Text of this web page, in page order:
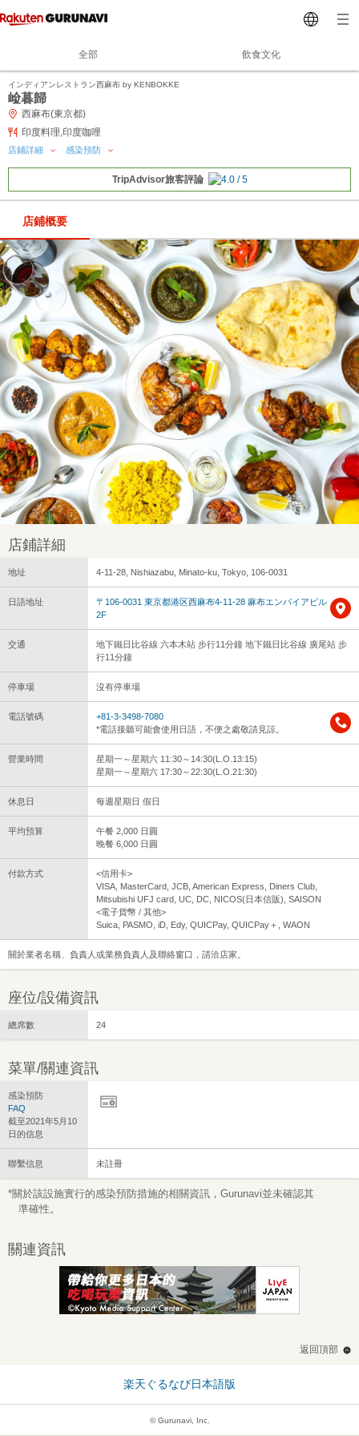
全部 飲食文化
インディアンレストラン西麻布 by KENBOKKE
崄暮歸
西麻布(東京都)
印度料理,印度咖哩
店鋪詳細 感染預防
TripAdvisor旅客評論
店鋪概要
店鋪詳細
地址 4-11-28, Nishiazabu, Minato-ku, Tokyo, 106-0031
日語地址
〒106-0031 東京都港区西麻布4-11-28 麻布エンパイアビル
2F
交通
地下鐵日比谷線 六本木站 步行11分鐘 地下鐵日比谷線 廣尾站 步
行11分鐘
停車場 沒有停車場
電話號碼
+81-3-3498-7080
*電話接聽可能會使用日語，不便之處敬請見諒。
營業時間
星期一～星期六 11:30～14:30(L.O.13:15)
星期一～星期六 17:30～22:30(L.O.21:30)
休息日 每週星期日 假日
平均預算
午餐 2,000 日圓
晚餐 6,000 日圓
付款方式
<信用卡>
VISA, MasterCard, JCB, American Express, Diners Club,
Mitsubishi UFJ card, UC, DC, NICOS(日本信販), SAISON
<電子貨幣 / 其他>
Suica, PASMO, iD, Edy, QUICPay, QUICPay＋, WAON
關於業者名稱、負責人或業務負責人及聯絡窗口，請洽店家。
座位/設備資訊
總席數 24
菜單/關連資訊
感染預防
FAQ
截至2021年5月10
日的信息
聯繫信息 未註冊
*關於該設施實行的感染預防措施的相關資訊，Gurunavi並未確認其
準確性。
關連資訊
返回頂部
楽天ぐるなび日本語版
© Gurunavi, Inc.